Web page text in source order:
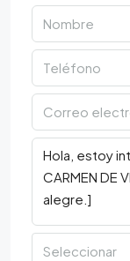
Seleccionar